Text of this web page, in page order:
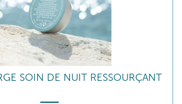
SOIN DE NUIT RESSOURÇANT